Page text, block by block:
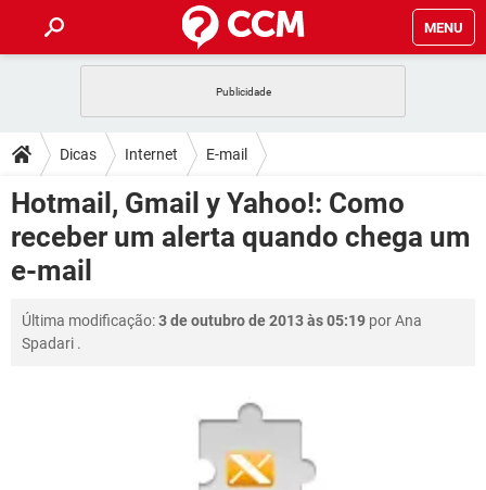
MENU
CELULAR FACEBOOK
OUTLOOK EXCEL
INSTAGRAM GMAIL
GUIA DE COMPRAS
DICAS
JOGOS
CELULAR FACEBOOK
GUIA DE COMPRAS
DOWNLOADS
JOGOS WHATSAPP
CELULAR
OUTLOOK
INSTAGRAM
FÓRUM
CELULAR FACEBOOK
JOGOS
EXCEL
GMAIL
Dicas Internet E-mail
Hotmail, Gmail y Yahoo!: Como
receber um alerta quando chega um
e-mail
Última modificação:3 de outubro de 2013 às 05:19 porAna
Spadari .